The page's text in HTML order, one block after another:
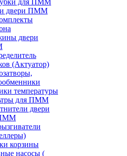
для ПММ
двери ПММ
двери
(Актуатор)
температуры
для ПММ
двери
корзины
насосы (